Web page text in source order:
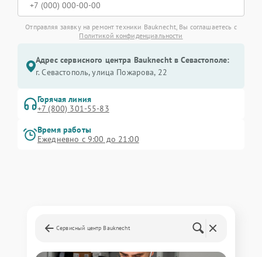
Отправляя заявку на ремонт техники Bauknecht, Вы соглашаетесь с
Политикой конфиденциальности
Адрес сервисного центра Bauknecht в Севастополе:
г. Севастополь, улица Пожарова, 22
Горячая линия
+7 (800) 301-55-83
Время работы
Ежедневно с 9:00 до 21:00
Сервисный центр Bauknecht